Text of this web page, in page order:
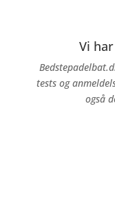
Vi
tests og
også